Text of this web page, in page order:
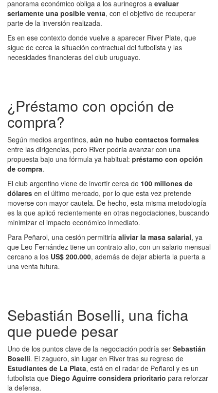
panorama económico obliga a los aurinegros a evaluar
seriamente una posible venta, con el objetivo de recuperar
parte de la inversión realizada.
Es en ese contexto donde vuelve a aparecer River Plate, que
sigue de cerca la situación contractual del futbolista y las
necesidades financieras del club uruguayo.
¿Préstamo con opción de
compra?
Según medios argentinos, aún no hubo contactos formales
entre las dirigencias, pero River podría avanzar con una
propuesta bajo una fórmula ya habitual: préstamo con opción
de compra.
El club argentino viene de invertir cerca de 100 millones de
dólares en el último mercado, por lo que esta vez pretende
moverse con mayor cautela. De hecho, esta misma metodología
es la que aplicó recientemente en otras negociaciones, buscando
minimizar el impacto económico inmediato.
Para Peñarol, una cesión permitiría aliviar la masa salarial, ya
que Leo Fernández tiene un contrato alto, con un salario mensual
cercano a los US$ 200.000, además de dejar abierta la puerta a
una venta futura.
Sebastián Boselli, una ficha
que puede pesar
Uno de los puntos clave de la negociación podría ser Sebastián
Boselli. El zaguero, sin lugar en River tras su regreso de
Estudiantes de La Plata, está en el radar de Peñarol y es un
futbolista que Diego Aguirre considera prioritario para reforzar
la defensa.